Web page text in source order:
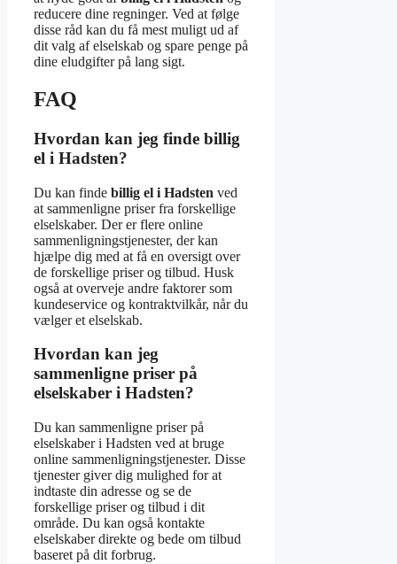
reducere dine regninger. Ved at følge
disse råd kan du få mest muligt ud af
dit valg af elselskab og spare penge på
dine eludgifter på lang sigt.
FAQ
Hvordan kan jeg finde billig
el i Hadsten?
Du kan finde billig el i Hadsten ved
at sammenligne priser fra forskellige
elselskaber. Der er flere online
sammenligningstjenester, der kan
hjælpe dig med at få en oversigt over
de forskellige priser og tilbud. Husk
også at overveje andre faktorer som
kundeservice og kontraktvilkår, når du
vælger et elselskab.
Hvordan kan jeg
sammenligne priser på
elselskaber i Hadsten?
Du kan sammenligne priser på
elselskaber i Hadsten ved at bruge
online sammenligningstjenester. Disse
tjenester giver dig mulighed for at
indtaste din adresse og se de
forskellige priser og tilbud i dit
område. Du kan også kontakte
elselskaber direkte og bede om tilbud
baseret på dit forbrug.